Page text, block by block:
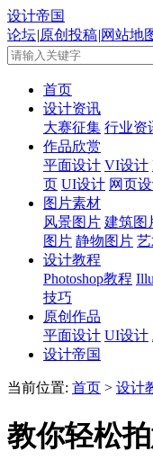
设计帝国
论坛|原创投稿|网站地
首页
设计资讯
大赛征集 行业资
作品欣赏
平面设计 VI设计
页 UI设计 网页
图片素材
风景图片 建筑图
图片 静物图片
设计教程
Photoshop教程
技巧
原创作品
平面设计 UI设计
设计帝国
当前位置: 首页 > 设计
教你轻松